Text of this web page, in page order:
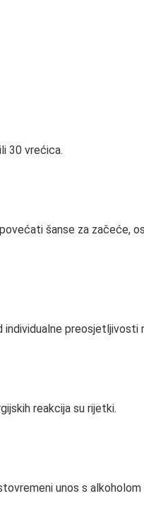
30 vrećica.
šanse za začeće,
reakcija su rijetki.
unos s